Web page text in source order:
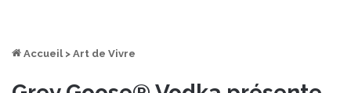
Accueil > Art de Vivre